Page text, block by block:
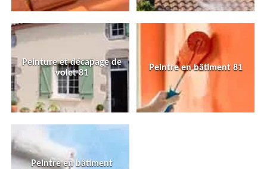
Peinture et décapage de
volet 81
Peintre en bâtiment 81
Peintre en bâtiment